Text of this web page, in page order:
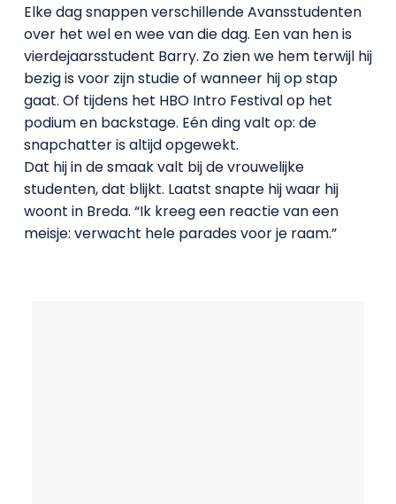
Elke dag snappen verschillende Avansstudenten
over het wel en wee van die dag. Een van hen is
vierdejaarsstudent Barry. Zo zien we hem terwijl hij
bezig is voor zijn studie of wanneer hij op stap
gaat. Of tijdens het HBO Intro Festival op het
podium en backstage. Eén ding valt op: de
snapchatter is altijd opgewekt.
Dat hij in de smaak valt bij de vrouwelijke
studenten, dat blijkt. Laatst snapte hij waar hij
woont in Breda. “Ik kreeg een reactie van een
meisje: verwacht hele parades voor je raam.”